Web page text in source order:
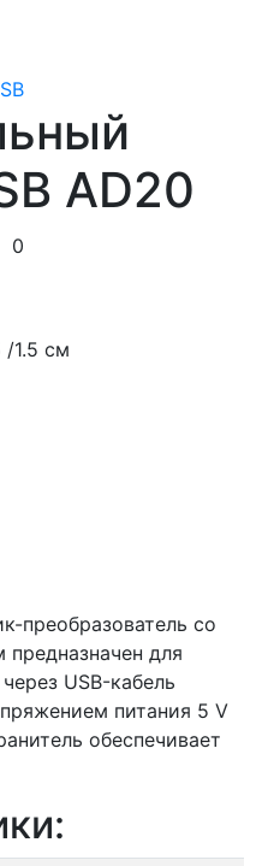
AD20
0
/1.5 см
преобразователь со
для
USB-кабель
питания 5 V
обеспечивает